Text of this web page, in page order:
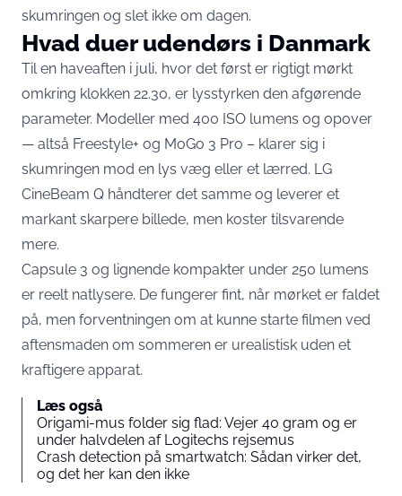
skumringen og slet ikke om dagen.
Hvad duer udendørs i Danmark
Til en haveaften i juli, hvor det først er rigtigt mørkt
omkring klokken 22.30, er lysstyrken den afgørende
parameter. Modeller med 400 ISO lumens og opover
— altså Freestyle+ og MoGo 3 Pro – klarer sig i
skumringen mod en lys væg eller et lærred. LG
CineBeam Q håndterer det samme og leverer et
markant skarpere billede, men koster tilsvarende
mere.
Capsule 3 og lignende kompakter under 250 lumens
er reelt natlysere. De fungerer fint, når mørket er faldet
på, men forventningen om at kunne starte filmen ved
aftensmaden om sommeren er urealistisk uden et
kraftigere apparat.
Læs også
Origami-mus folder sig flad: Vejer 40 gram og er
under halvdelen af Logitechs rejsemus
Crash detection på smartwatch: Sådan virker det,
og det her kan den ikke